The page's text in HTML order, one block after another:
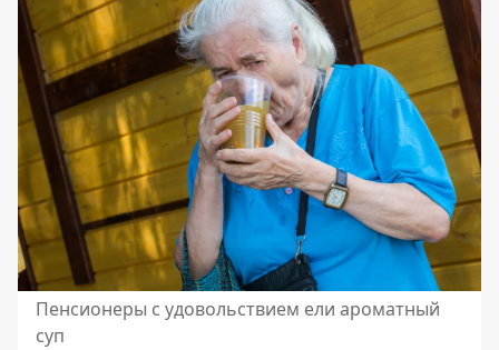
Пенсионеры с удовольствием ели ароматный
суп